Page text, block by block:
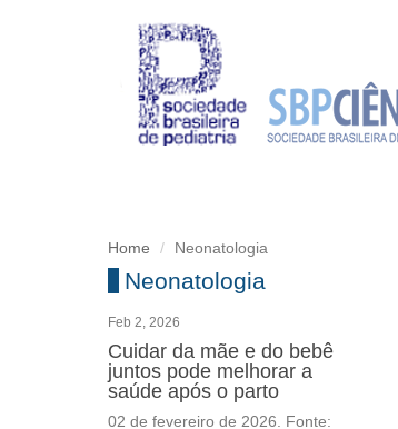
Home Neonatologia
Neonatologia
Feb 2, 2026
Cuidar da mãe e do bebê
juntos pode melhorar a
saúde após o parto
02 de fevereiro de 2026. Fonte: